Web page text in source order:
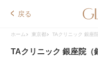
戻る
ホーム 東京都 TAクリニック 銀座
TAクリニック 銀座院（